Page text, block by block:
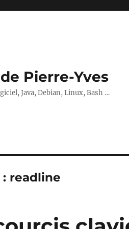
Pierre-Yves
Java, Debian, Linux, Bash …
readline